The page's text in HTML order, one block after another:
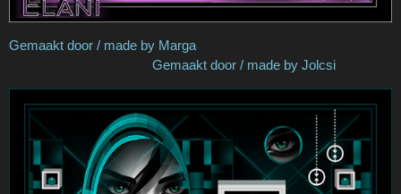
Gemaakt door / made by Marga
Gemaakt door / made by Jolcsi